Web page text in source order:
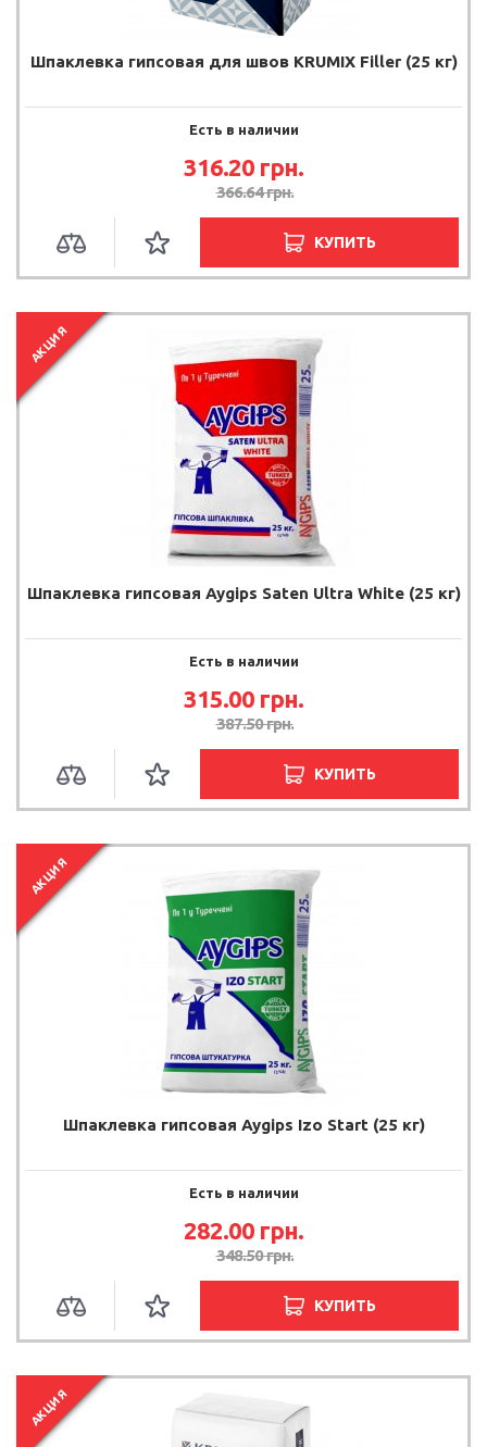
Шпаклевка гипсовая для швов KRUMIX Filler (25 кг)
Есть в наличии
316.20 грн.
366.64 грн.
КУПИТЬ
АКЦИЯ
Шпаклевка гипсовая Aygips Saten Ultra White (25 кг)
Есть в наличии
315.00 грн.
387.50 грн.
КУПИТЬ
АКЦИЯ
Шпаклевка гипсовая Aygips Izo Start (25 кг)
Есть в наличии
282.00 грн.
348.50 грн.
КУПИТЬ
АКЦИЯ